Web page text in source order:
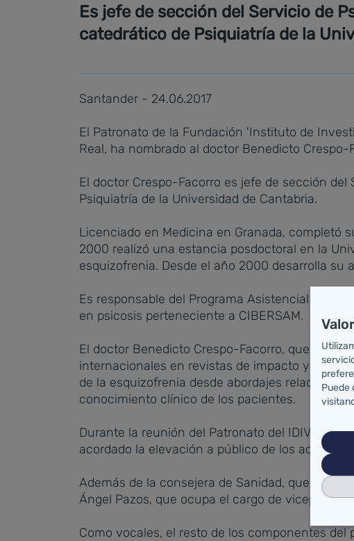
Es jefe de sección del Servicio de
catedrático de Psiquiatría de la
Santander - 24.06.2017
El Patronato de la Fundación 'Instituto de
Real, ha nombrado al doctor Benedicto
El doctor Crespo-Facorro es jefe de sección
Psiquiatría de la Universidad de Cantabria.
Licenciado en Medicina en Granada, completó
2000 realizó una estancia posdoctoral en la
esquizofrenia. Desde el año 2000 desarrolla
Es responsable del Programa Asistencial para
en psicosis perteneciente a CIBERSAM.
El doctor Benedicto Crespo-Facorro, que
internacionales en revistas de impacto y ha
de la esquizofrenia desde abordajes
conocimiento clínico de los pacientes.
Durante la reunión del Patronato del IDIVAL
acordado la elevación a público de los
Además de la consejera de Sanidad, que
Ángel Pazos, que ocupa el cargo de
Como vocales, el resto de los componentes
Puede